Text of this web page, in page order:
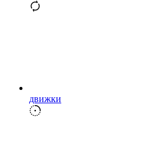
движки